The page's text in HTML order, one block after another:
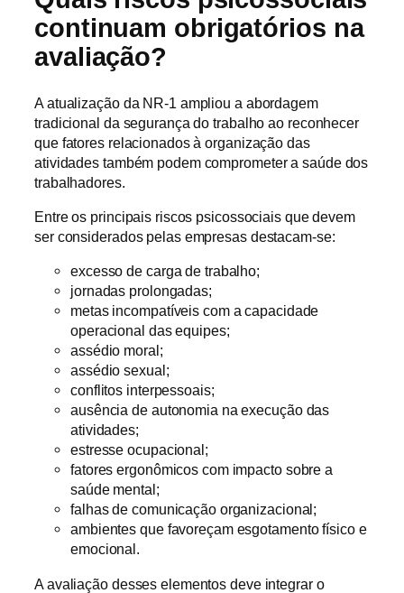
continuam obrigatórios na
avaliação?
A atualização da NR-1 ampliou a abordagem
tradicional da segurança do trabalho ao reconhecer
que fatores relacionados à organização das
atividades também podem comprometer a saúde dos
trabalhadores.
Entre os principais riscos psicossociais que devem
ser considerados pelas empresas destacam-se:
excesso de carga de trabalho;
jornadas prolongadas;
metas incompatíveis com a capacidade
operacional das equipes;
assédio moral;
assédio sexual;
conflitos interpessoais;
ausência de autonomia na execução das
atividades;
estresse ocupacional;
fatores ergonômicos com impacto sobre a
saúde mental;
falhas de comunicação organizacional;
ambientes que favoreçam esgotamento físico e
emocional.
A avaliação desses elementos deve integrar o